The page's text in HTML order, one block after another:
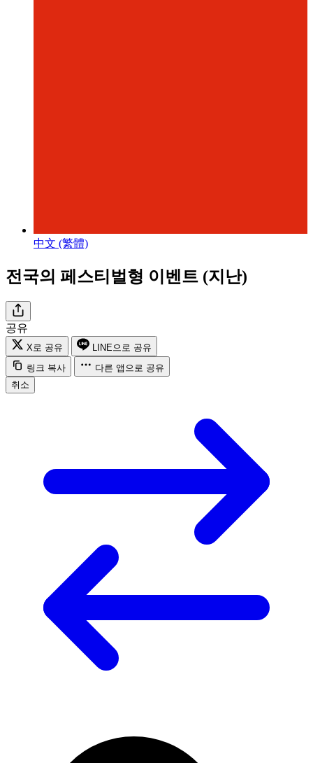
中文 (繁體)
전국의 페스티벌형 이벤트 (지난)
공유
X로 공유
LINE으로 공유
링크 복사
다른 앱으로 공유
취소